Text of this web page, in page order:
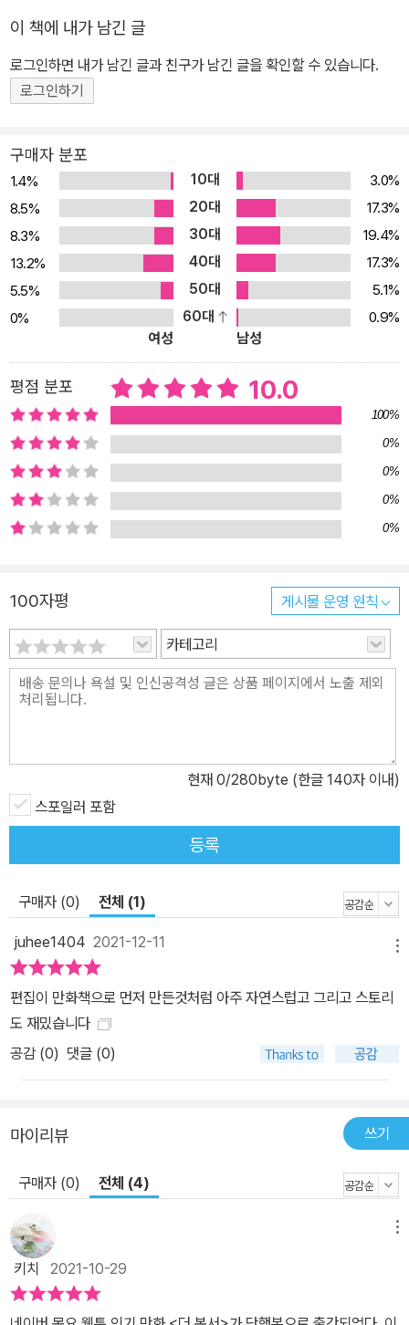
이 책에 내가 남긴 글
로그인하면 내가 남긴 글과 친구가 남긴 글을 확인할 수 있습니다.
로그인하기
구매자 분포
1.4% 10대
3.0%
8.5%
20대
17.3%
8.3%
30대
19.4%
13.2%
40대
17.3%
5.5%
50대
5.1%
0%
60대
0.9%
여성
남성
평점 분포 10.0
100%
0%
0%
0%
0%
100자평 게시물 운영 원칙
카테고리
현재 0/280byte (한글 140자 이내)
스포일러 포함
등록
구매자 (0) 전체 (1)
juhee1404 2021-12-11
편집이 만화책으로 먼저 만든것처럼 아주 자연스럽고 그리고 스토리
도 재밌습니다
공감 (0) 댓글 (0)
마이리뷰 쓰기
구매자 (0) 전체 (4)
키치 2021-10-29